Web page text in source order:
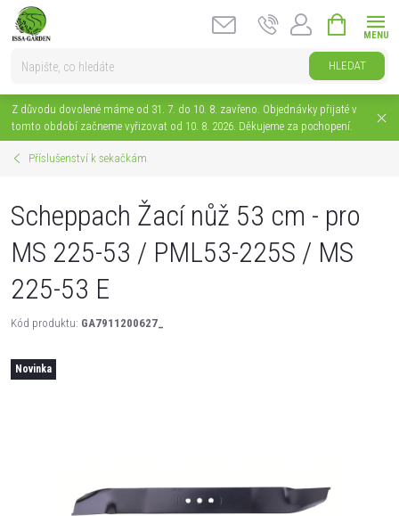
Přejít
HLEDAT
KOŠÍK
Z důvodu dovolené máme od 31. 7. do 10. 8. zavřeno. Objednávky přijaté v
tomto období začneme vyřizovat od 10. 8. 2026. Děkujeme za pochopení.
Příslušenství k sekačkám
Scheppach Žací nůž 53 cm - pro
MS 225-53 / PML53-225S / MS
225-53 E
Kód produktu: GA7911200627_
Novinka